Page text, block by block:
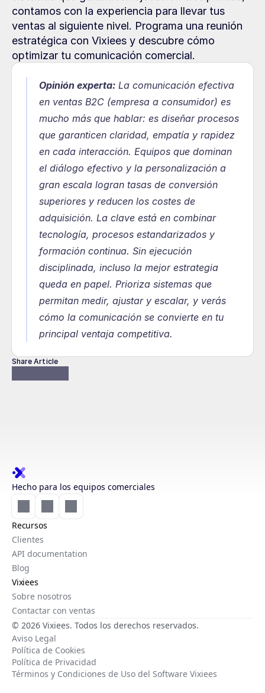
contamos con la experiencia para llevar tus
ventas al siguiente nivel. Programa una reunión
estratégica con Vixiees y descubre cómo
optimizar tu comunicación comercial.
Opinión experta: La comunicación efectiva
en ventas B2C (empresa a consumidor) es
mucho más que hablar: es diseñar procesos
que garanticen claridad, empatía y rapidez
en cada interacción. Equipos que dominan
el diálogo efectivo y la personalización a
gran escala logran tasas de conversión
superiores y reducen los costes de
adquisición. La clave está en combinar
tecnología, procesos estandarizados y
formación continua. Sin ejecución
disciplinada, incluso la mejor estrategia
queda en papel. Prioriza sistemas que
permitan medir, ajustar y escalar, y verás
cómo la comunicación se convierte en tu
principal ventaja competitiva.
Share Article
Hecho para los equipos comerciales
Recursos
Clientes
API documentation
Blog
Vixiees
Sobre nosotros
Contactar con ventas
© 2026 Vixiees. Todos los derechos reservados.
Aviso Legal
Política de Cookies
Política de Privacidad
Términos y Condiciones de Uso del Software Vixiees